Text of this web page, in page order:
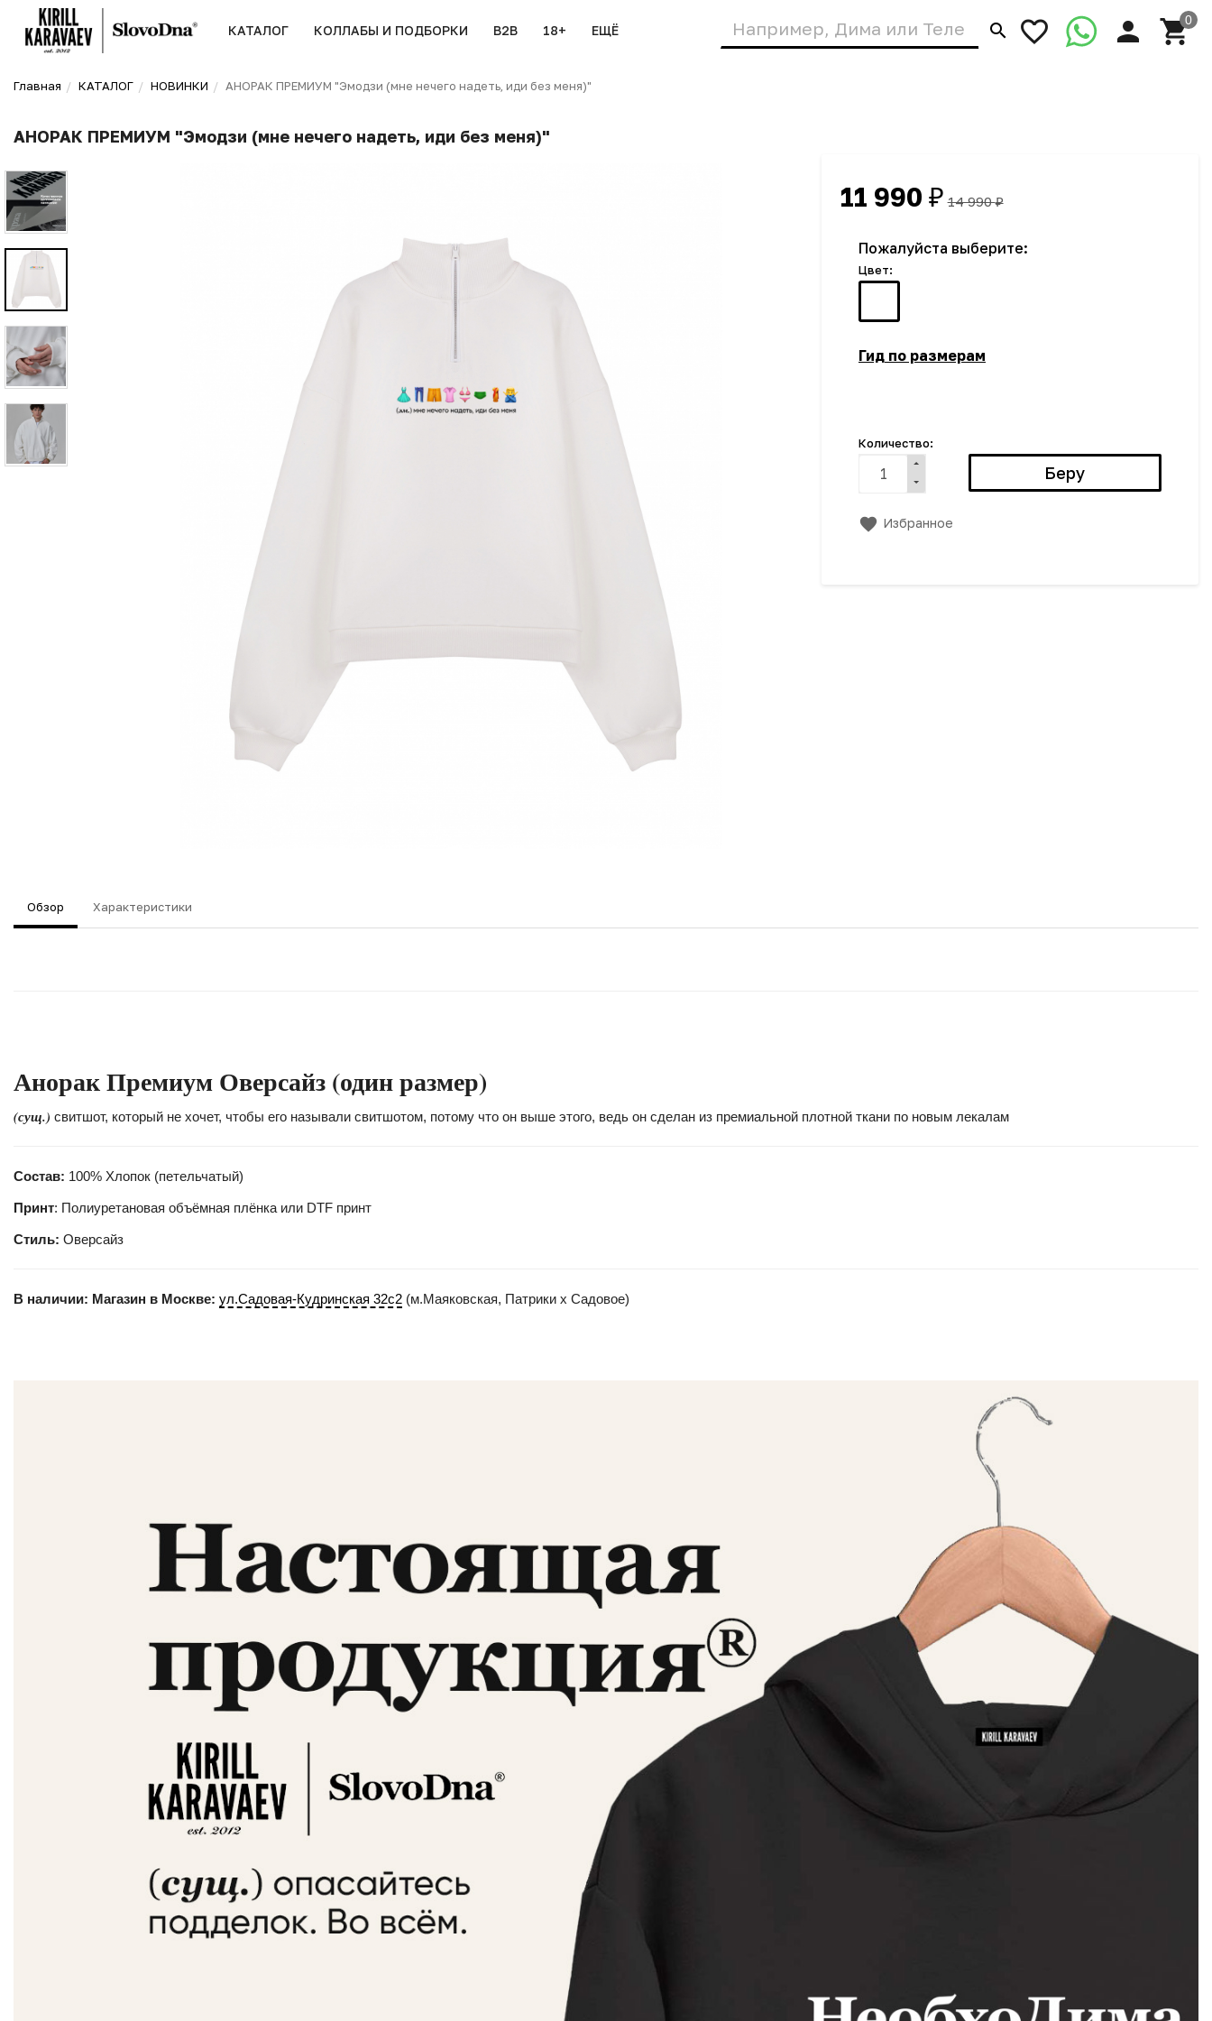
КАТАЛОГ КОЛЛАБЫ И ПОДБОРКИ B2B 18+ ЕЩЁ
Главная КАТАЛОГ НОВИНКИ АНОРАК ПРЕМИУМ "Эмодзи (мне нечего надеть, иди без меня)"
АНОРАК ПРЕМИУМ "Эмодзи (мне нечего надеть, иди без меня)"
11 990 ₽ 14 990₽
Пожалуйста выберите:
Цвет:
Гид по размерам
Количество:
Избранное
Обзор Характеристики
Анорак Премиум Оверсайз (один размер)
(сущ.) свитшот, который не хочет, чтобы его называли свитшотом, потому что он выше этого, ведь он сделан из премиальной плотной ткани по новым лекалам
Состав: 100% Хлопок (петельчатый)
Принт: Полиуретановая объёмная плёнка или DTF принт
Стиль: Оверсайз
В наличии: Магазин в Москве: ул.Садовая-Кудринская 32с2 (м.Маяковская, Патрики x Садовое)